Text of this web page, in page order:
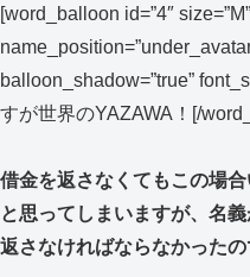
[word_balloon id=”4″
balloon_shadow=”true”
すが世界のYAZAWA！[/
借金を返さなくてもこの場合
と思ってしまいますが、名
返さなければならなかったの